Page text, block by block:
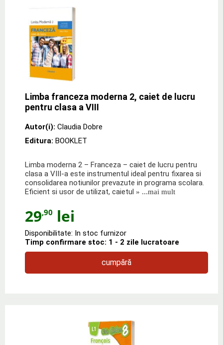
Limba franceza moderna 2, caiet de lucru
pentru clasa a VIII
Autor(i): Claudia Dobre
Editura: BOOKLET
Limba moderna 2 – Franceza – caiet de lucru pentru
clasa a VIII-a este instrumentul ideal pentru fixarea si
consolidarea notiunilor prevazute in programa scolara.
Eficient si usor de utilizat, caietul » ...mai mult
29,90 lei
Disponibilitate: In stoc furnizor
Timp confirmare stoc: 1 - 2 zile lucratoare
cumpără